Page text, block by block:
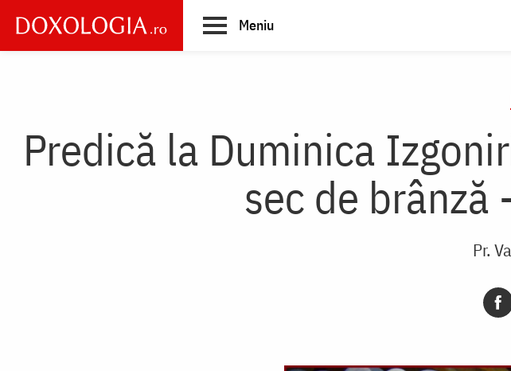
main
Meniu
Predică la Duminica
sec de brânză
Pr.